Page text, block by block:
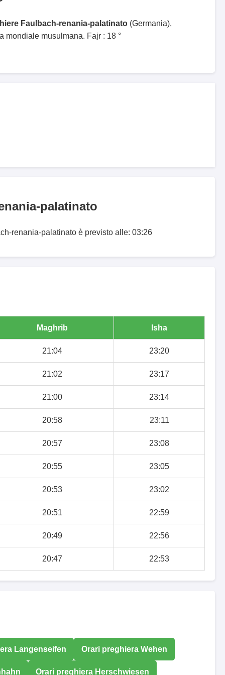
Faulbach-renania-palatinato (Germania),
mondiale musulmana. Fajr : 18 °
palatinato
renania-palatinato è previsto alle: 03:26
Maghrib Isha
21:04 23:20
21:02 23:17
21:00 23:14
20:58 23:11
20:57 23:08
20:55 23:05
20:53 23:02
20:51 22:59
20:49 22:56
20:47 22:53
Langenseifen Orari preghiera Wehen
Orari preghiera Herschwiesen